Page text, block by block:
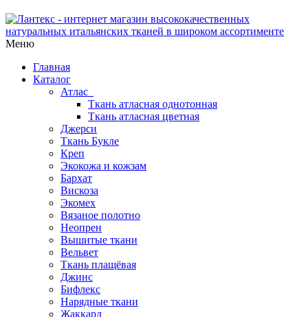
Меню
Главная
Каталог
Атлас
Ткань атласная однотонная
Ткань атласная цветная
Джерси
Ткань Букле
Креп
Экокожа и кожзам
Бархат
Вискоза
Экомех
Вязаное полотно
Неопрен
Вышитые ткани
Вельвет
Ткань плащёвая
Джинс
Бифлекс
Нарядные ткани
Жаккард